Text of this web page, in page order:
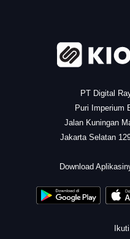
PT Digital
Puri Imperium
Jalan Kuningan
Jakarta Selatan
Download